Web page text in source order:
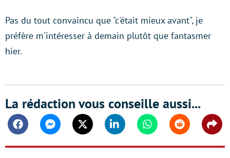
Pas du tout convaincu que "c'était mieux avant", je
préfère m'intéresser à demain plutôt que fantasmer
hier.
La rédaction vous conseille aussi...
FacebookMessengerTwitter Linkedin WhatsappReddit